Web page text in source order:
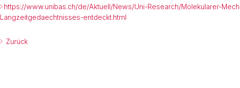
https://www.unibas.ch/de/Aktuell/News/Uni-Research/Molekularer-
Langzeitgedaechtnisses-entdeckt.html
Zurück